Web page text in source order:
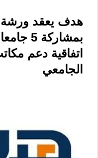
هدف يعقد
بمشاركة
اتفاقية دعم
الجامعي